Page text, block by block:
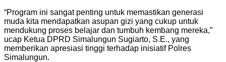
“Program ini sangat penting untuk memastikan generasi
muda kita mendapatkan asupan gizi yang cukup untuk
mendukung proses belajar dan tumbuh kembang mereka,”
ucap Ketua DPRD Simalungun Sugiarto, S.E., yang
memberikan apresiasi tinggi terhadap inisiatif Polres
Simalungun.